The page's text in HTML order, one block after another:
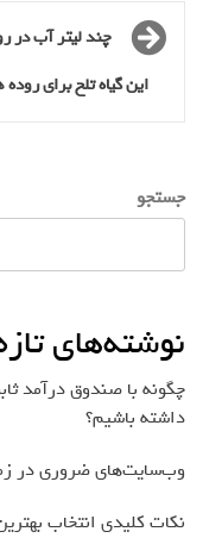
چند لیتر آب در
این گیاه تلخ برای
جستجو
نوشته‌های
چگونه با صندوق درآمد
داشته باشیم؟
وب‌سایت‌های ضروری در
نکات کلیدی انتخاب